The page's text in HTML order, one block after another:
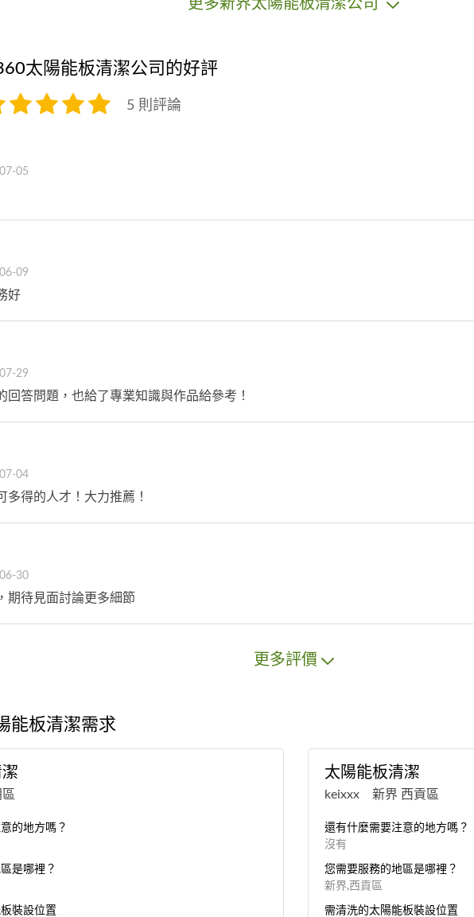
更多新界太陽能板清潔公司
太陽能板清潔公司的好評
5 則評論
05
09
好
29
回答問題，也給了專業知識與作品給參考！
04
多得的人才！大力推薦！
30
期待見面討論更多細節
更多評價
能板清潔需求
的地方嗎？
是哪裡？
裝設位置
太陽能板清潔
keixxx 新界 西貢區
還有什麼需要注意的地方嗎？
沒有
您需要服務的地區是哪裡？
新界,西貢區
需清洗的太陽能板裝設位置